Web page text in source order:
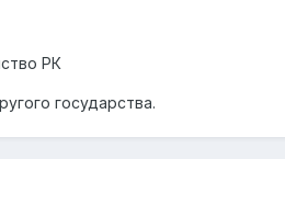
РК
государства.